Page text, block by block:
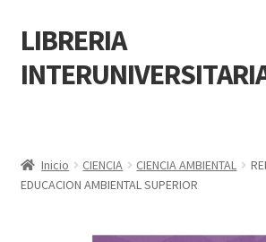
LIBRERIA
Carrito
Inicio CIENCIA CIENCIA AMBIENTAL
EDUCACION AMBIENTAL SUPERIOR